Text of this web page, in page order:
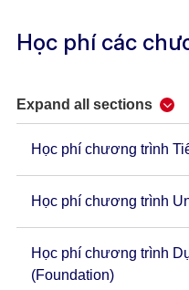
Học phí các
Expand all sections
Học phí chương trình
Học phí chương trình
Học phí chương trình
(Foundation)